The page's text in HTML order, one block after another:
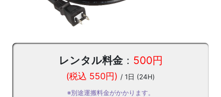
レンタル料金： 500円
(税込 550円) / 1日 (24H)
※別途運搬料金がかかります。